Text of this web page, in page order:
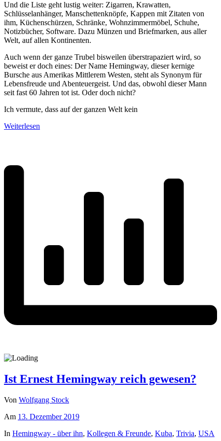
Und die Liste geht lustig weiter: Zigarren, Krawatten,
Schlüsselanhänger, Manschettenknöpfe, Kappen mit Zitaten von
ihm, Küchenschürzen, Schränke, Wohnzimmermöbel, Schuhe,
Notizbücher, Software. Dazu Münzen und Briefmarken, aus aller
Welt, auf allen Kontinenten.
Auch wenn der ganze Trubel bisweilen überstrapaziert wird, so
beweist er doch eines: Der Name Hemingway, dieser kernige
Bursche aus Amerikas Mittlerem Westen, steht als Synonym für
Lebensfreude und Abenteuergeist. Und das, obwohl dieser Mann
seit fast 60 Jahren tot ist. Oder doch nicht?
Ich vermute, dass auf der ganzen Welt kein
Weiterlesen
Ist Ernest Hemingway reich gewesen?
Von Wolfgang Stock
Am 13. Dezember 2019
In Hemingway - über ihn, Kollegen & Freunde, Kuba, Trivia, USA